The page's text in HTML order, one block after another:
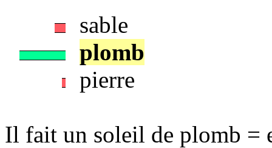
sable
plomb
pierre
Il fait un soleil de plomb =